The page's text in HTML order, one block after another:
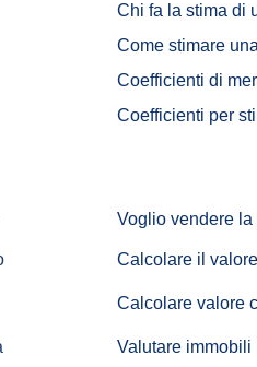
Coefficienti di
Coefficienti per
Voglio vendere la
Calcolare il
Calcolare valore
Valutare immobili